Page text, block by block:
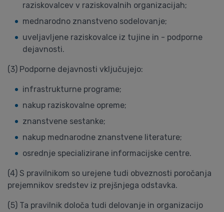
raziskovalcev v raziskovalnih organizacijah;
mednarodno znanstveno sodelovanje;
uveljavljene raziskovalce iz tujine in - podporne
dejavnosti.
(3) Podporne dejavnosti vključujejo:
infrastrukturne programe;
nakup raziskovalne opreme;
znanstvene sestanke;
nakup mednarodne znanstvene literature;
osrednje specializirane informacijske centre.
(4) S pravilnikom so urejene tudi obveznosti poročanja
prejemnikov sredstev iz prejšnjega odstavka.
(5) Ta pravilnik določa tudi delovanje in organizacijo